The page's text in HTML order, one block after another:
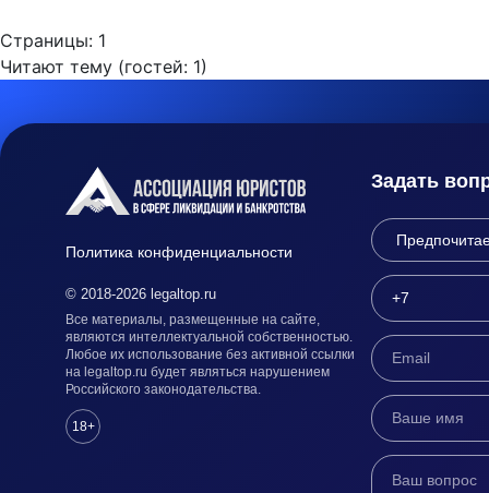
Страницы: 1
Читают тему (гостей: 1)
Политика конфиденциальности
© 2018-2026 legaltop.ru
Все материалы, размещенные на сайте,
являются интеллектуальной собственностью.
Любое их использование без активной ссылки
на legaltop.ru будет являться нарушением
Российского законодательства.
18+
Задать